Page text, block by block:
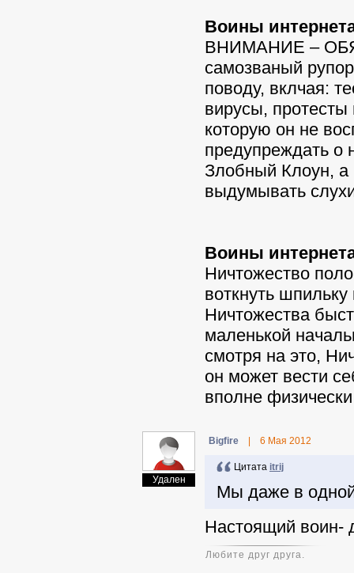
Воины
ВНИМАНИЕ –
самозваный
поводу, вклчая:
вирусы, протесты
которую он не
предупреждать о
Злобный Клоун, а
выдумывать
Воины
Ничтожество
воткнуть
Ничтожества
маленькой
смотря на это,
он может вести
вполне
Удален
Bigfire 6 Мая 2012
Цитата itrij
Мы даже в
Настоящий воин-
Любите друг друга.